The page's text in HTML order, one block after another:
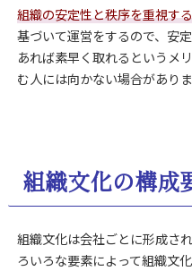
組織の安定性と秩序を重視す
基づいて運営をするので、安
あれば素早く取れるというメ
む人には向かない場合がありま
組織文化の構成
組織文化は会社ごとに形成さ
ろいろな要素によって組織文